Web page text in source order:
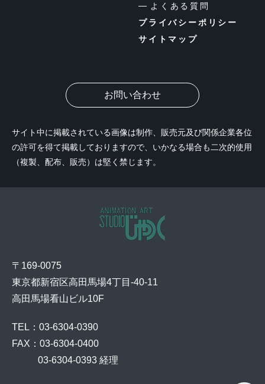
〒169-0075
東京都新宿区高田馬場4丁目-40-11
高田馬場看山ビル10F
TEL：03-6304-0390
FAX：03-6304-0400
03-6304-0393 経理
よくある質問
プライバシーポリシー
サイトマップ
お問い合わせ
サイト中に掲載されている画像は制作、販売元及び関係企業各位
の許可を得て掲載しておりますので、いかなる場合も二次的使用
（複製、配布、販売）は堅く禁じます。